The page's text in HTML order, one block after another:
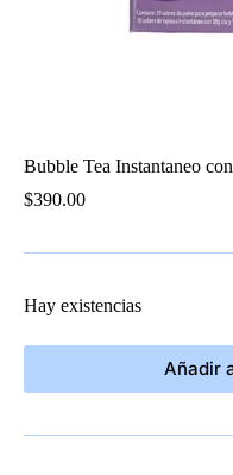
Bubble Tea Instantaneo
$390.00
Hay existencias
Añadir